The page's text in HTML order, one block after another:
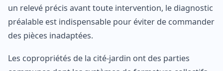
un relevé précis avant toute intervention, le diagnostic
préalable est indispensable pour éviter de commander
des pièces inadaptées.
Les copropriétés de la cité-jardin ont des parties